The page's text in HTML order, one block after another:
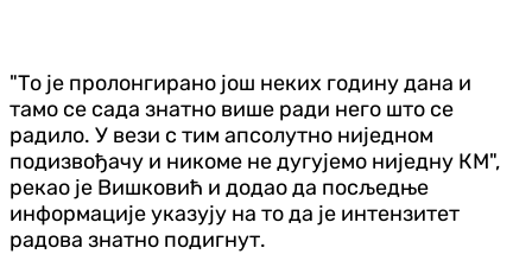
"То је пролонгирано још неких годину дана и
тамо се сада знатно више ради него што се
радило. У вези с тим апсолутно ниједном
подизвођачу и никоме не дугујемо ниједну КМ",
рекао је Вишковић и додао да посљедње
информације указују на то да је интензитет
радова знатно подигнут.